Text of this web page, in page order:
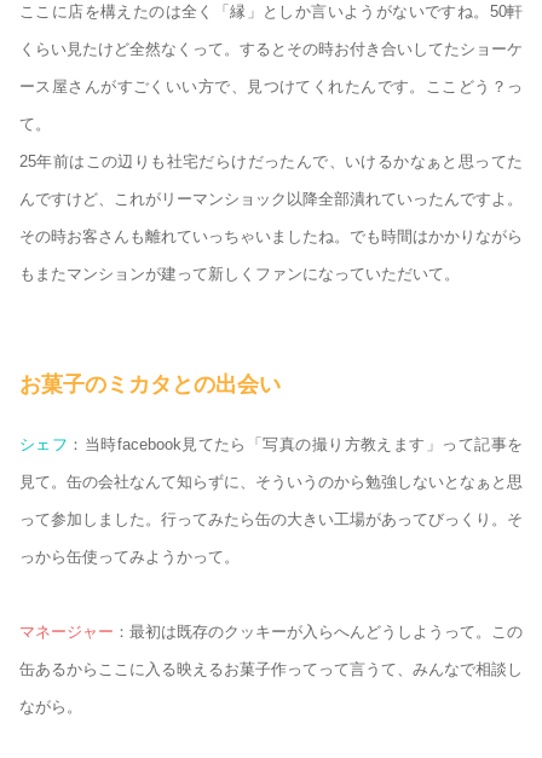
ここに店を構えたのは全く「縁」としか言いようがないですね。50軒
くらい見たけど全然なくって。するとその時お付き合いしてたショーケ
ース屋さんがすごくいい方で、見つけてくれたんです。ここどう？っ
て。
25年前はこの辺りも社宅だらけだったんで、いけるかなぁと思ってた
んですけど、これがリーマンショック以降全部潰れていったんですよ。
その時お客さんも離れていっちゃいましたね。でも時間はかかりながら
もまたマンションが建って新しくファンになっていただいて。
お菓子のミカタとの出会い
シェフ ：当時facebook見てたら「写真の撮り方教えます」って記事を
見て。缶の会社なんて知らずに、そういうのから勉強しないとなぁと思
って参加しました。行ってみたら缶の大きい工場があってびっくり。そ
っから缶使ってみようかって。
マネージャー ：最初は既存のクッキーが入らへんどうしようって。この
缶あるからここに入る映えるお菓子作ってって言うて、みんなで相談し
ながら。